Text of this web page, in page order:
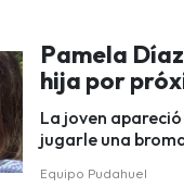
Pamela
hija por
La joven
jugarle una
Equipo Pudahuel